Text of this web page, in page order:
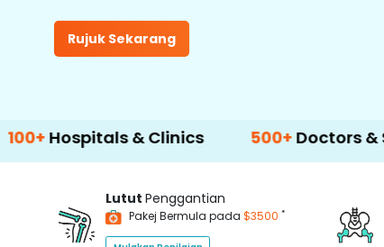
Rujuk Sekarang
& Clinics 500+ Doctors & Surgeons
Lutut Penggantian
Pakej Bermula pada $3500 *